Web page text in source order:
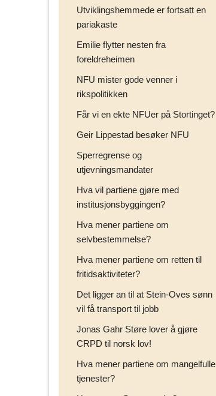
Utviklingshemmede er fortsatt en
pariakaste
Emilie flytter nesten fra
foreldreheimen
NFU mister gode venner i
rikspolitikken
Får vi en ekte NFUer på Stortinget?
Geir Lippestad besøker NFU
Sperregrense og
utjevningsmandater
Hva vil partiene gjøre med
institusjonsbyggingen?
Hva mener partiene om
selvbestemmelse?
Hva mener partiene om retten til
fritidsaktiviteter?
Det ligger an til at Stein-Oves sønn
vil få transport til jobb
Jonas Gahr Støre lover å gjøre
CRPD til norsk lov!
Hva mener partiene om mangelfulle
tjenester?